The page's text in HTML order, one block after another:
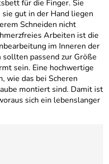
für die Finger. Sie
gut in der Hand liegen
Schneiden nicht
Arbeiten ist die
im Inneren der
passend zur Größe
sein. Eine hochwertige
wie das bei Scheren
montiert sind. Damit ist
sich ein lebenslanger